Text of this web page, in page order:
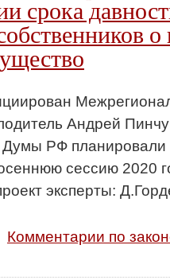
срока
Андрей
Думы РФ планировали
сессию 2020
эксперты:
Комментарии по